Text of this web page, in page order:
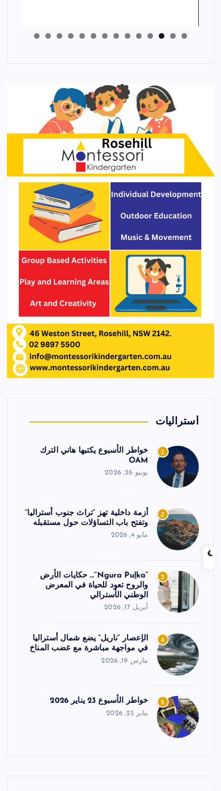
أستراليات
1
خواطر الأسبوع يكتبها هاني الترك
OAM
يونيو 26, 2026
2
أزمة داخلية تهز “تراث جنوب أستراليا”
وتفتح باب التساؤلات حول مستقبله
مايو 4, 2026
3
“Ngura Puḻka”… حكايات الأرض
والروح تعود للحياة في المعرض
الوطني الأسترالي
أبريل 17, 2026
4
الإعصار “ناريل” يضع شمال أستراليا
في مواجهة مباشرة مع غضب المناخ
مارس 19, 2026
5 خواطر الأسبوع 23 يناير 2026
يناير 23, 2026